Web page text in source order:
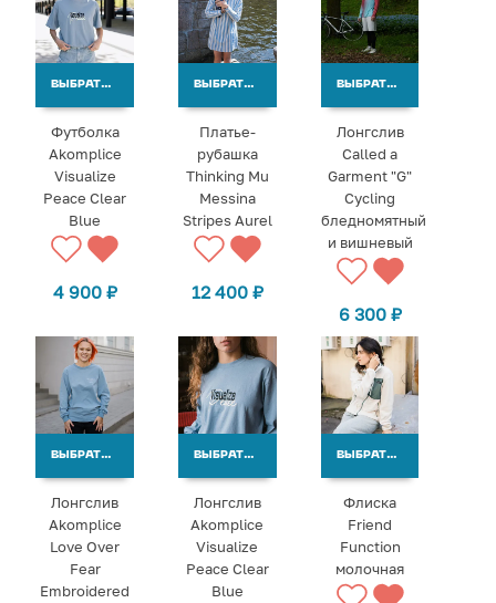
ВЫБРАТЬ ВАРИАНТЫ
Футболка
Akomplice
Visualize
Peace Clear
Blue
4 900 ₽
ВЫБРАТЬ ВАРИАНТЫ
Платье-
рубашка
Thinking Mu
Messina
Stripes Aurel
12 400 ₽
ВЫБРАТЬ ВАРИАНТЫ
Лонгслив
Called a
Garment "G"
Cycling
бледномятный
и вишневый
6 300 ₽
ВЫБРАТЬ ВАРИАНТЫ
Лонгслив
Akomplice
Love Over
Fear
Embroidered
ВЫБРАТЬ ВАРИАНТЫ
Лонгслив
Akomplice
Visualize
Peace Clear
Blue
ВЫБРАТЬ ВАРИАНТЫ
Флиска
Friend
Function
молочная